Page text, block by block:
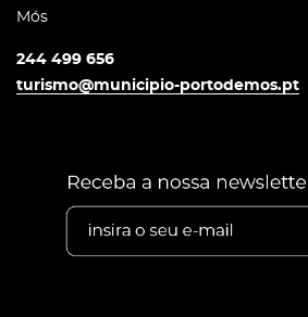
Mós
244 499 656
turismo@municipio-portodemos.pt